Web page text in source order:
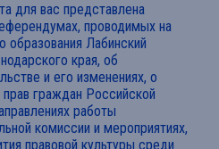
для вас представлена
проводимых на
образования Лабинский
края, об
и его изменениях, о
граждан Российской
работы
комиссии и мероприятиях,
правовой культуры среди